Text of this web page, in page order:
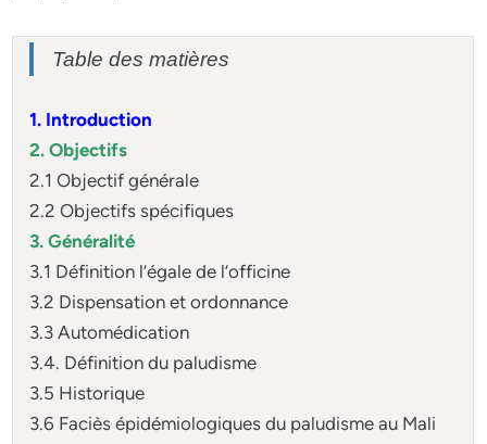
Table des matières
1. Introduction
2. Objectifs
2.1 Objectif générale
2.2 Objectifs spécifiques
3. Généralité
3.1 Définition l’égale de l’officine
3.2 Dispensation et ordonnance
3.3 Automédication
3.4. Définition du paludisme
3.5 Historique
3.6 Faciès épidémiologiques du paludisme au Mali